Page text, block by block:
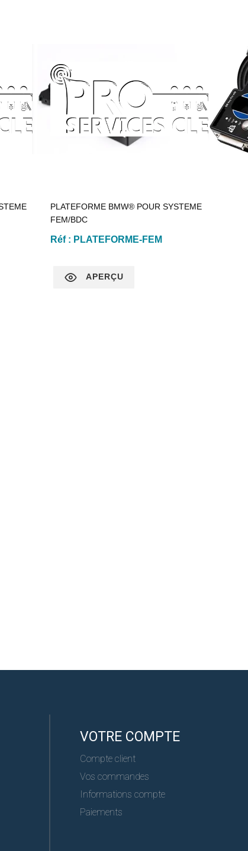
APERÇU
PLATEFORME BMW® POUR SYSTEME
FEM/BDC
Réf : PLATEFORME-FEM
VOTRE COMPTE
Compte client
Vos commandes
Informations compte
Paiements